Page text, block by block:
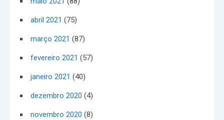
abril 2021 (75)
março 2021 (87)
fevereiro 2021 (57)
janeiro 2021 (40)
dezembro 2020 (4)
novembro 2020 (8)